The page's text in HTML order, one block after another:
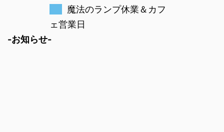
魔法のランプ休業＆カフ
ェ営業日
-お知らせ-